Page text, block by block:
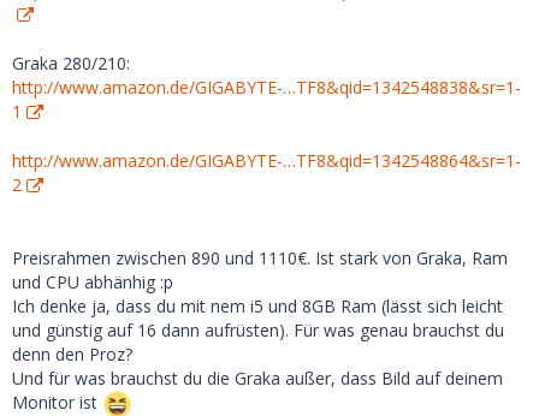
Graka 280/210:
http://www.amazon.de/GIGABYTE-…TF8&qid=1342548838&sr=1-
1
http://www.amazon.de/GIGABYTE-…TF8&qid=1342548864&sr=1-
2
Preisrahmen zwischen 890 und 1110€. Ist stark von Graka, Ram
und CPU abhänhig :p
Ich denke ja, dass du mit nem i5 und 8GB Ram (lässt sich leicht
und günstig auf 16 dann aufrüsten). Für was genau brauchst du
denn den Proz?
Und für was brauchst du die Graka außer, dass Bild auf deinem
Monitor ist